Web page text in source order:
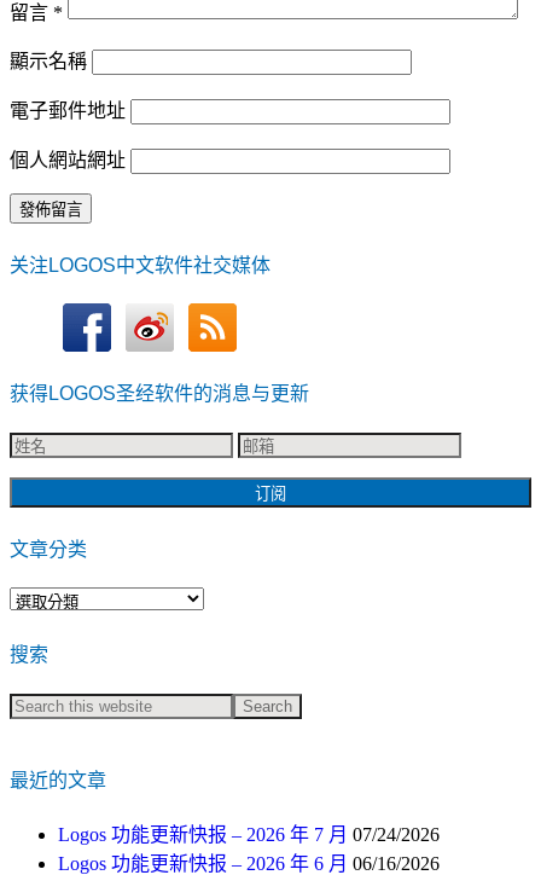
留言 *
顯示名稱
電子郵件地址
個人網站網址
关注LOGOS中文软件社交媒体
获得LOGOS圣经软件的消息与更新
文章分类
文
分
类
搜索
最近的文章
Logos 功能更新快报 – 2026 年 7 月 07/24/2026
Logos 功能更新快报 – 2026 年 6 月 06/16/2026